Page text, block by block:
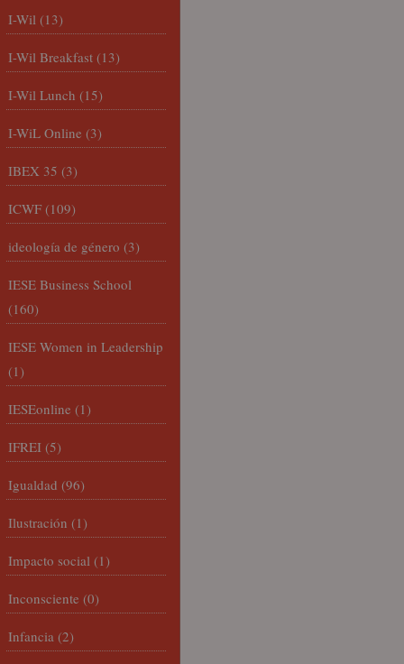
I-Wil (13)
I-Wil Breakfast (13)
I-Wil Lunch (15)
I-WiL Online (3)
IBEX 35 (3)
ICWF (109)
ideología de género (3)
IESE Business School
(160)
IESE Women in Leadership
(1)
IESEonline (1)
IFREI (5)
Igualdad (96)
Ilustración (1)
Impacto social (1)
Inconsciente (0)
Infancia (2)